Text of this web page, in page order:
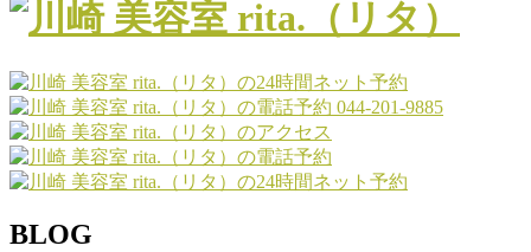
044-201-9885
BLOG